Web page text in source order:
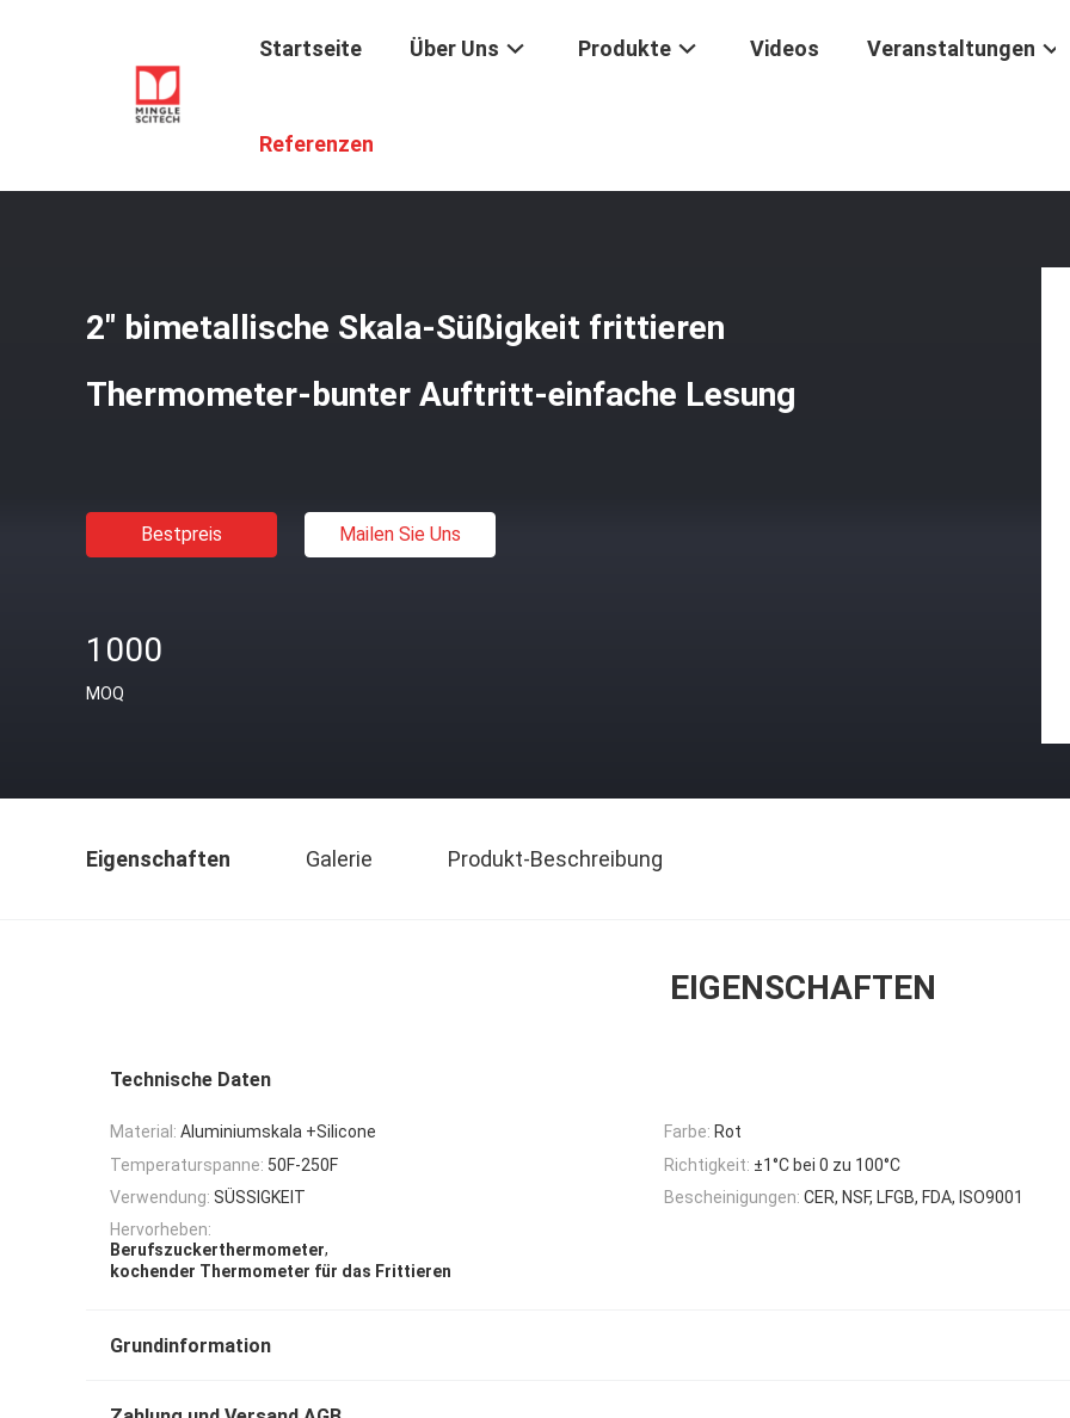
Startseite Über Uns Produkte Videos Veranstaltungen
Referenzen
2" bimetallische Skala-Süßigkeit frittieren
Thermometer-bunter Auftritt-einfache Lesung
Bestpreis Mailen Sie Uns
1000
MOQ
Eigenschaften Galerie Produkt-Beschreibung
EIGENSCHAFTEN
Technische Daten
Material: Aluminiumskala +Silicone Farbe: Rot
Temperaturspanne: 50F-250F Richtigkeit: ±1°C bei 0 zu 100°C
Verwendung: SÜSSIGKEIT Bescheinigungen: CER, NSF, LFGB, FDA, ISO9001
Hervorheben:
Berufszuckerthermometer,
kochender Thermometer für das Frittieren
Grundinformation